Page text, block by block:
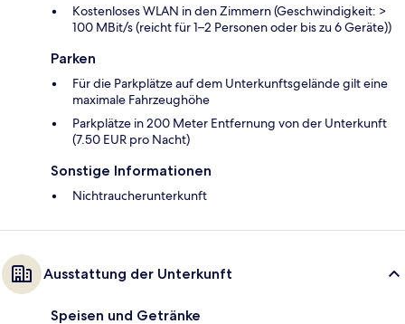
Kostenloses WLAN in den Zimmern (Geschwindigkeit: >
100 MBit/s (reicht für 1–2 Personen oder bis zu 6 Geräte))
Parken
Für die Parkplätze auf dem Unterkunftsgelände gilt eine
maximale Fahrzeughöhe
Parkplätze in 200 Meter Entfernung von der Unterkunft
(7.50 EUR pro Nacht)
Sonstige Informationen
Nichtraucherunterkunft
Ausstattung der Unterkunft
Speisen und Getränke